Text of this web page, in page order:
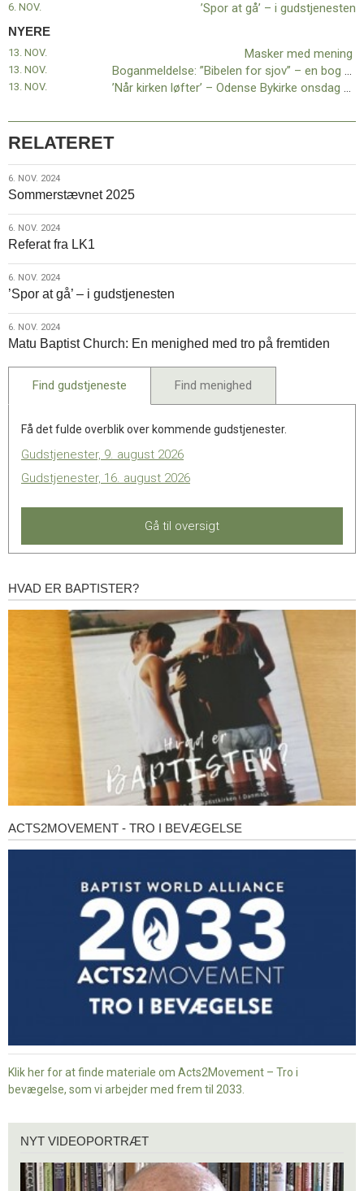
6. NOV. ’Spor at gå’ – i gudstjenesten
NYERE
Masker med mening
13. NOV.
Boganmeldelse: ”Bibelen for sjov” – en bog for børn og barnlige sjæle
13. NOV.
’Når kirken løfter’ – Odense Bykirke onsdag d. 15. januar 2025
13. NOV.
RELATERET
6.
nov.
2024
6. NOV. 2024
Sommerstævnet 2025
6.
nov.
2024
6. NOV. 2024
Referat fra LK1
6.
nov.
2024
6. NOV. 2024
’Spor at gå’ – i gudstjenesten
6.
nov.
2024
6. NOV. 2024
Matu Baptist Church: En menighed med tro på fremtiden
Find gudstjeneste Find menighed
Få det fulde overblik over kommende gudstjenester.
Gudstjenester, 9. august 2026
Gudstjenester, 16. august 2026
Gå til oversigt
Hvad
HVAD ER BAPTISTER?
Acts2Movement
ACTS2MOVEMENT - TRO I BEVÆGELSE
Klik her for at finde materiale om Acts2Movement – Tro i
bevægelse, som vi arbejder med frem til 2033.
videoportræt
NYT VIDEOPORTRÆT